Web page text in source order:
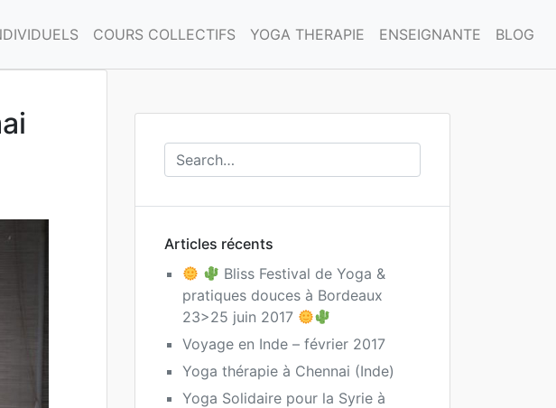
COURS COLLECTIFS YOGA THERAPIE ENSEIGNANTE BLOG
Articles récents
Bliss Festival de Yoga &
pratiques douces à Bordeaux
23>25 juin 2017
Voyage en Inde – février 2017
Yoga thérapie à Chennai (Inde)
Yoga Solidaire pour la Syrie à